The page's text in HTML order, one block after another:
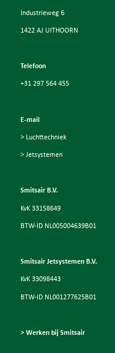
Industrieweg 6
1422 AJ UITHOORN
Telefoon
+31 297 564 455
E-mail
> Luchttechniek
> Jetsystemen
Smitsair B.V.
KvK 33158649
BTW-ID NL005004639B01
Smitsair Jetsystemen B.V.
KvK 33098443
BTW-ID NL001277625B01
> Werken bij Smitsair